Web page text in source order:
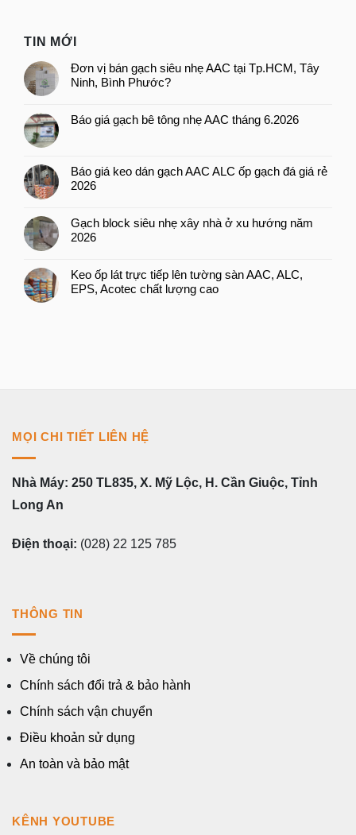
TIN MỚI
Đơn vị bán gạch siêu nhẹ AAC tại Tp.HCM, Tây
Ninh, Bình Phước?
Báo giá gạch bê tông nhẹ AAC tháng 6.2026
Báo giá keo dán gạch AAC ALC ốp gạch đá giá rẻ
2026
Gạch block siêu nhẹ xây nhà ở xu hướng năm
2026
Keo ốp lát trực tiếp lên tường sàn AAC, ALC,
EPS, Acotec chất lượng cao
MỌI CHI TIẾT LIÊN HỆ
Nhà Máy: 250 TL835, X. Mỹ Lộc, H. Cần Giuộc, Tỉnh
Long An
Điện thoại: (028) 22 125 785
THÔNG TIN
Về chúng tôi
Chính sách đổi trả & bảo hành
Chính sách vận chuyển
Điều khoản sử dụng
An toàn và bảo mật
KÊNH YOUTUBE